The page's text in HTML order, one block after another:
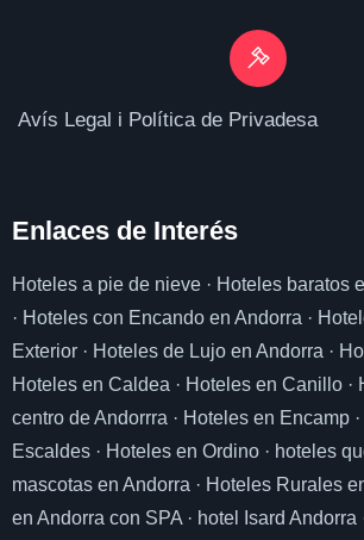
Avís Legal i Política de Privadesa
Enlaces de Interés
Hoteles a pie de nieve · Hoteles baratos
· Hoteles con Encando en Andorra ·
Exterior · Hoteles de Lujo en Andorra ·
Hoteles en Caldea · Hoteles en Canillo ·
centro de Andorrra · Hoteles en Encamp ·
Escaldes · Hoteles en Ordino · hoteles
mascotas en Andorra · Hoteles Rurales
en Andorra con SPA · hotel Isard Andorra